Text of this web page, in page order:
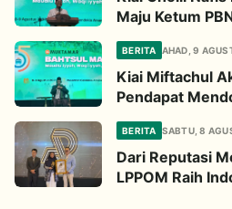
Maju Ketum
BERITA AHAD, 9
Kiai Miftachul
Pendapat
Berpikir Cari
BERITA SABTU, 8
Dari Reputasi
LPPOM Raih